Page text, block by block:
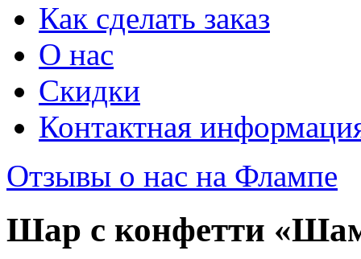
Как сделать заказ
О нас
Скидки
Контактная
Отзывы о нас на Флампе
Шар с конфетти